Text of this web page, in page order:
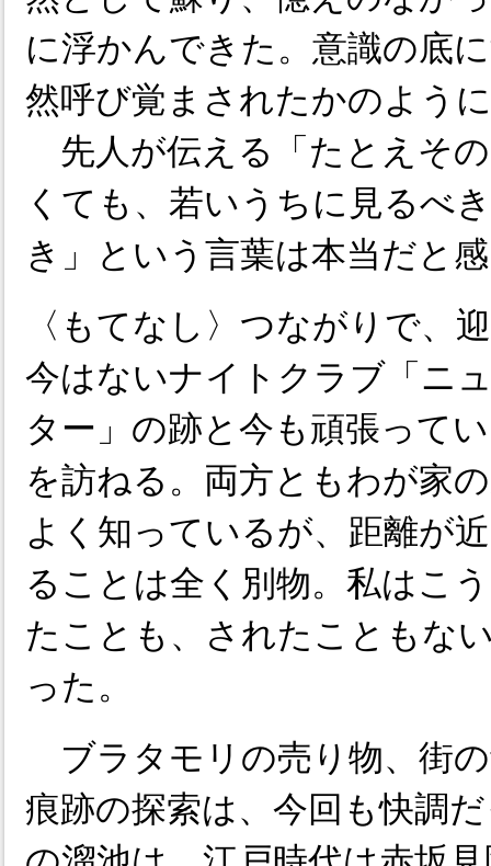
に浮かんできた。意識の底
然呼び覚まされたかのよう
先人が伝える「たとえそ
くても、若いうちに見るべ
き」という言葉は本当だと
〈もてなし〉つながりで、
今はないナイトクラブ「ニ
ター」の跡と今も頑張って
を訪ねる。両方ともわが家
よく知っているが、距離が
ることは全く別物。私はこ
たことも、されたこともな
った。
ブラタモリの売り物、街
痕跡の探索は、今回も快調